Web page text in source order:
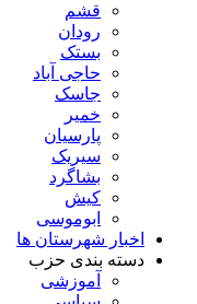
قشم
رودان
بستک
حاجی آباد
جاسک
خمیر
پارسیان
سیریک
بشاگرد
کیش
ابوموسی
اخبار شهرستان ها
دسته بندی حزب
آموزشی